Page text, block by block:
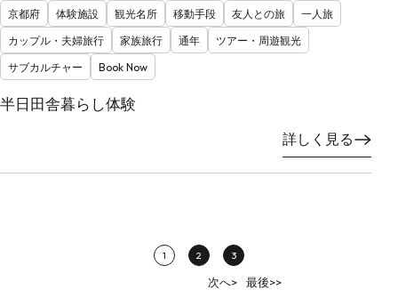
京都府 体験施設 観光名所 移動手段 友人との旅
一人旅
カップル・夫婦旅行
家族旅行 通年
ツアー・周遊観光
サブカルチャー
Book Now
半日田舎暮らし体験
詳しく見る
1 2 3
次へ> 最後>>